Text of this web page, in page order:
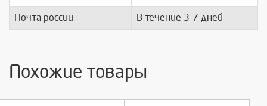
Почта россии В течение 3-7 дней —
Похожие товары